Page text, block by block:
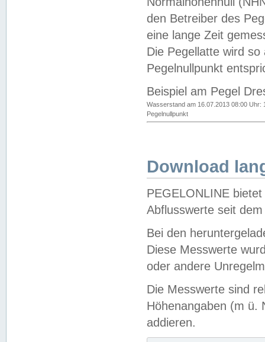
den Betreiber des
eine lange Zeit
Die Pegellatte wird
Pegelnullpunkt
Beispiel am Pegel
Wasserstand am 16.07.2013 08:00 Uhr:
Pegelnullpunkt
Download
PEGELONLINE
Abflusswerte seit
Bei den
Diese Messwerte
oder andere
Die Messwerte sind
Höhenangaben (m ü.
addieren.